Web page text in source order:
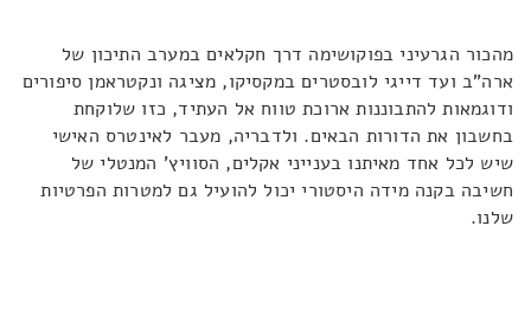
מהכור הגרעיני בפוקושימה דרך חקלאים במערב התיכון של
ארה"ב ועד דייגי לובסטרים במקסיקו, מציגה ונקטראמן סיפורים
ודוגמאות להתבוננות ארוכת טווח אל העתיד, כזו שלוקחת
בחשבון את הדורות הבאים. ולדבריה, מעבר לאינטרס האישי
שיש לכל אחד מאיתנו בענייני אקלים, הסוויץ' המנטלי של
חשיבה בקנה מידה היסטורי יכול להועיל גם למטרות הפרטיות
שלנו.